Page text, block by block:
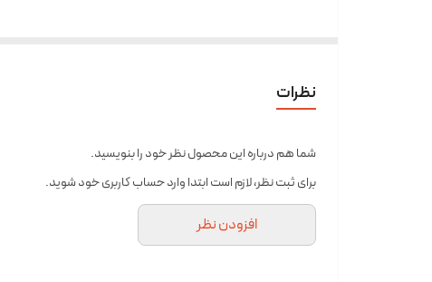
نظرات
شما هم درباره این محصول نظر خود را بنویسید.
برای ثبت نظر، لازم است ابتدا وارد حساب کاربری خود شوید.
افزودن نظر